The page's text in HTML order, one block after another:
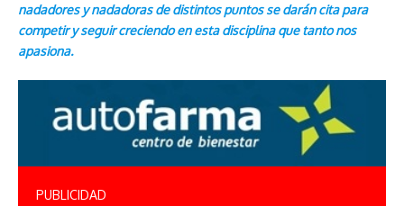
nadadores y nadadoras de distintos puntos se darán cita para
competir y seguir creciendo en esta disciplina que tanto nos
apasiona.
PUBLICIDAD